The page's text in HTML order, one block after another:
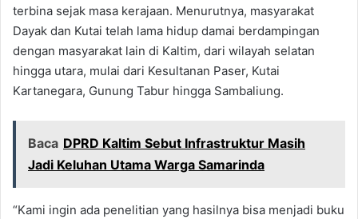
terbina sejak masa kerajaan. Menurutnya, masyarakat
Dayak dan Kutai telah lama hidup damai berdampingan
dengan masyarakat lain di Kaltim, dari wilayah selatan
hingga utara, mulai dari Kesultanan Paser, Kutai
Kartanegara, Gunung Tabur hingga Sambaliung.
Baca DPRD Kaltim Sebut Infrastruktur Masih
Jadi Keluhan Utama Warga Samarinda
“Kami ingin ada penelitian yang hasilnya bisa menjadi buku